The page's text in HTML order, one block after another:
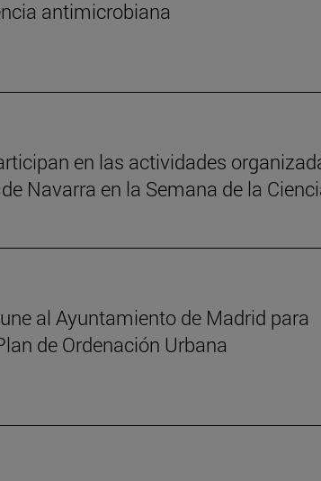
antimicrobiana
en las actividades
Navarra en la Semana de la
al Ayuntamiento de Madrid para
de Ordenación Urbana